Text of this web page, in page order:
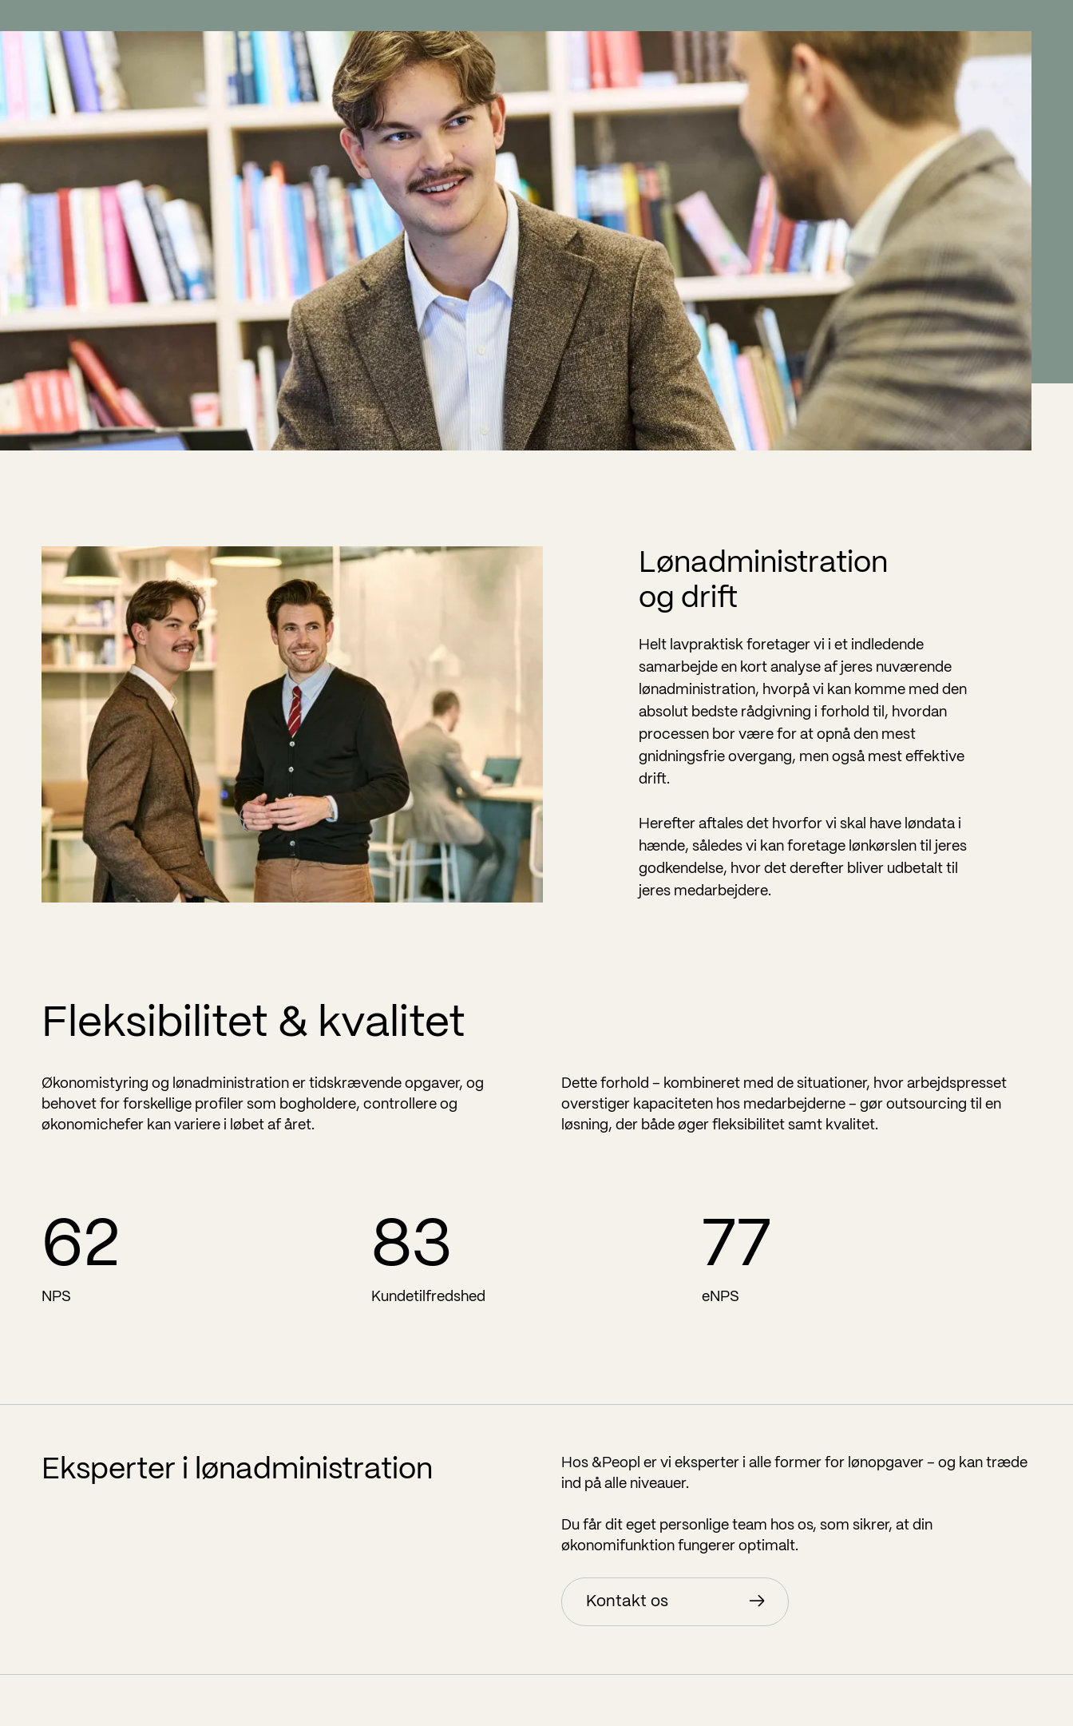
Email
Telefon
+45 2264 7560
Lønadministration
og drift
Helt lavpraktisk foretager vi i et indledende
samarbejde en kort analyse af jeres nuværende
lønadministration, hvorpå vi kan komme med den
absolut bedste rådgivning i forhold til, hvordan
processen bor være for at opnå den mest
gnidningsfrie overgang, men også mest effektive
drift.
Herefter aftales det hvorfor vi skal have løndata i
hænde, således vi kan foretage lønkørslen til jeres
godkendelse, hvor det derefter bliver udbetalt til
jeres medarbejdere.
Fleksibilitet & kvalitet
Økonomistyring og lønadministration er tidskrævende opgaver, og
behovet for forskellige profiler som bogholdere, controllere og
økonomichefer kan variere i løbet af året.
Dette forhold – kombineret med de situationer, hvor arbejdspresset
overstiger kapaciteten hos medarbejderne – gør outsourcing til en
løsning, der både øger fleksibilitet samt kvalitet.
63
NPS
85
Kundetilfredshed
78
eNPS
Eksperter i lønadministration
Hos &Peopl er vi eksperter i alle former for lønopgaver – og kan træde
ind på alle niveauer.
Du får dit eget personlige team hos os, som sikrer, at din
økonomifunktion fungerer optimalt.
Kontakt os